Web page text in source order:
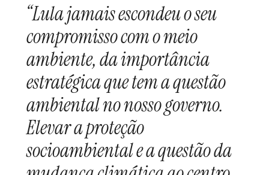
“Lula jamais escondeu o seu
compromisso com o meio
ambiente, da importância
estratégica que tem a questão
ambiental no nosso governo.
Elevar a proteção
socioambiental e a questão da